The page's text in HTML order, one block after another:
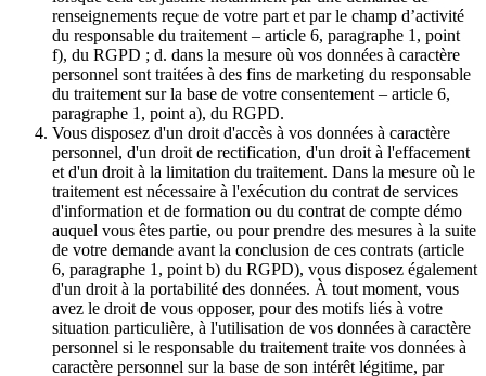
renseignements reçue de votre part et par le champ d’activité
du responsable du traitement – article 6, paragraphe 1, point
f), du RGPD ; d. dans la mesure où vos données à caractère
personnel sont traitées à des fins de marketing du responsable
du traitement sur la base de votre consentement – article 6,
paragraphe 1, point a), du RGPD.
Vous disposez d'un droit d'accès à vos données à caractère
personnel, d'un droit de rectification, d'un droit à l'effacement
et d'un droit à la limitation du traitement. Dans la mesure où le
traitement est nécessaire à l'exécution du contrat de services
d'information et de formation ou du contrat de compte démo
auquel vous êtes partie, ou pour prendre des mesures à la suite
de votre demande avant la conclusion de ces contrats (article
6, paragraphe 1, point b) du RGPD), vous disposez également
d'un droit à la portabilité des données. À tout moment, vous
avez le droit de vous opposer, pour des motifs liés à votre
situation particulière, à l'utilisation de vos données à caractère
personnel si le responsable du traitement traite vos données à
caractère personnel sur la base de son intérêt légitime, par